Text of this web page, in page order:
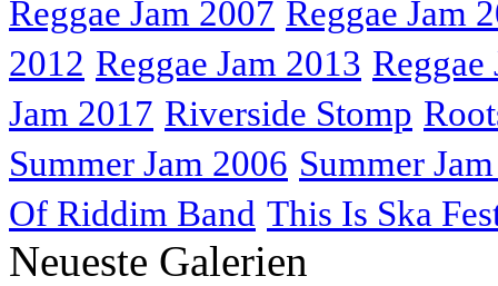
Reggae Jam 2007 Reggae Jam
2012 Reggae Jam 2013 Reggae
Jam 2017 Riverside Stomp
Summer Jam 2006 Summer
Of Riddim Band This Is Ska
Neueste Galerien